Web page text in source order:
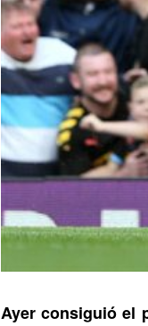
Ayer consiguió el